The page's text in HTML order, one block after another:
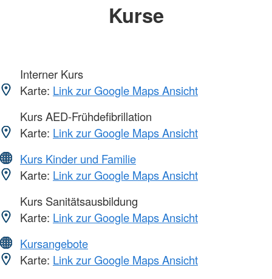
Kurse
Interner Kurs
Karte: Link zur Google Maps Ansicht
Kurs AED-Frühdefibrillation
Karte: Link zur Google Maps Ansicht
Kurs Kinder und Familie
Karte: Link zur Google Maps Ansicht
Kurs Sanitätsausbildung
Karte: Link zur Google Maps Ansicht
Kursangebote
Karte: Link zur Google Maps Ansicht